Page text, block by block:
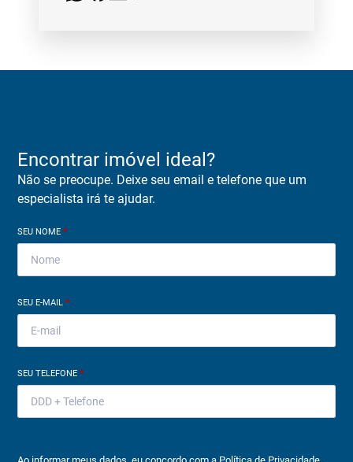
Encontrar imóvel ideal?
Não se preocupe. Deixe seu email e telefone que um
especialista irá te ajudar.
SEU NOME*
SEU E-MAIL*
SEU TELEFONE*